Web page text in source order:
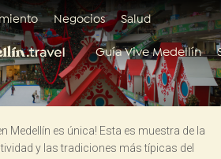
Negocios Salud
Guía Vive Medellín
Medellín es única! Esta es muestra de la
y las tradiciones más típicas del